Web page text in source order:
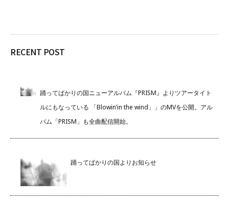
RECENT POST
踊ってばかりの国ニューアルバム『PRISM』よりツアータイト
ルにもなっている 「Blowin’in the wind」」のMVを公開。アル
バム「PRISM」も全曲配信開始。
踊ってばかりの国よりお知らせ